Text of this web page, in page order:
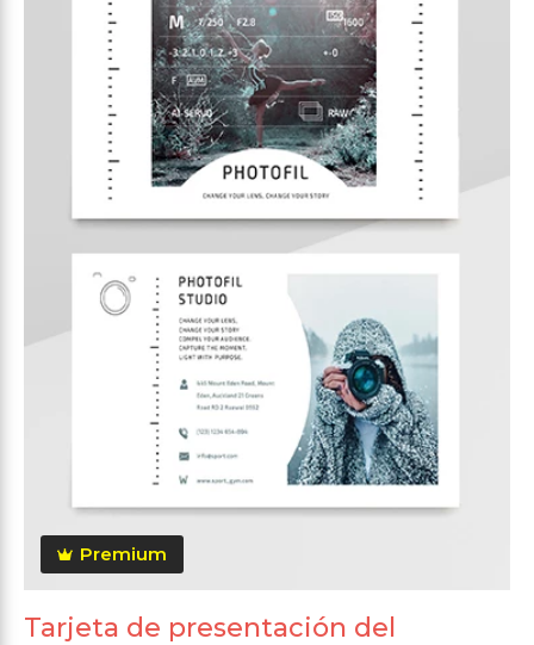
Premium
Tarjeta de presentación del